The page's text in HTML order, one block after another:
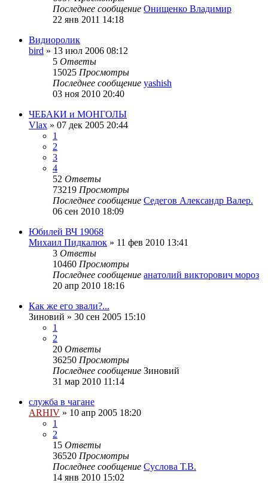
Последнее сообщение Онищенко Владимир
22 янв 2011 14:18
Видиоролик
bird » 13 июл 2006 08:12
5 Ответы
15025 Просмотры
Последнее сообщение yashish
03 ноя 2010 20:40
ЧЕБАКИ и МОНГОЛЫ
Vlax » 07 дек 2005 20:44
1
2
3
4
52 Ответы
73219 Просмотры
Последнее сообщение Седегов Александр Валер.
06 сен 2010 18:09
Юбилей ВЧ 19068
Михаил Пидкалюк » 11 фев 2010 13:41
3 Ответы
10460 Просмотры
Последнее сообщение анатолий викторович мороз
20 апр 2010 18:16
Как же его звали?...
Зиновий » 30 сен 2005 15:10
1
2
20 Ответы
36250 Просмотры
Последнее сообщение Зиновий
31 мар 2010 11:14
служба в чагане
ARHIV » 10 апр 2005 18:20
1
2
15 Ответы
36520 Просмотры
Последнее сообщение Суслова Т.В.
14 янв 2010 15:02